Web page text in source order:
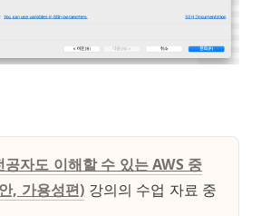
공자도 이해할 수 있는 AWS 중
, 가용성편) 강의의 수업 자료 중